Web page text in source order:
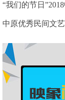
“我们的节日
中原优秀民间文